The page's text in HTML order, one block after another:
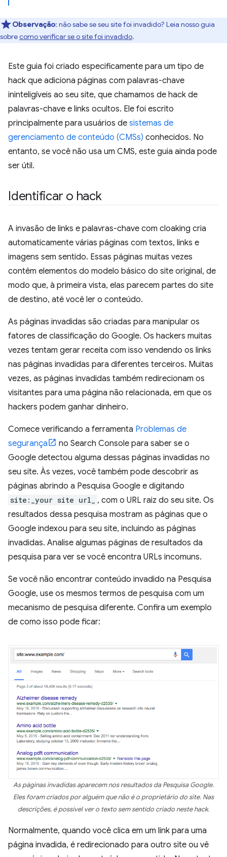
Observação: não sabe se seu site foi invadido? Leia nosso guia
sobrecomo verificar se o site foi invadido.
Este guia foi criado especificamente para um tipo de
hack que adiciona páginas com palavras-chave
ininteligíveis ao seu site, que chamamos de hack de
palavras-chave e links ocultos. Ele foi escrito
principalmente para usuários de sistemas de
gerenciamento de conteúdo (CMSs) conhecidos. No
entanto, se você não usa um CMS, este guia ainda pode
ser útil.
Identificar o hack
A invasão de links e palavras-chave com cloaking cria
automaticamente várias páginas com textos, links e
imagens sem sentido. Essas páginas muitas vezes
contêm elementos do modelo básico do site original, de
modo que, à primeira vista, elas parecem partes do site
de destino, até você ler o conteúdo.
As páginas invadidas são criadas para manipular os
fatores de classificação do Google. Os hackers muitas
vezes tentam gerar receita com isso vendendo os links
nas páginas invadidas para diferentes terceiros. Muitas
vezes, as páginas invadidas também redirecionam os
visitantes para uma página não relacionada, em que os
hackers podem ganhar dinheiro.
Comece verificando a ferramenta Problemas de
segurança
no Search Console para saber se o
Google detectou alguma dessas páginas invadidas no
seu site. Às vezes, você também pode descobrir as
páginas abrindo a Pesquisa Google e digitando
site:_your site url_
, com o URL raiz do seu site. Os
resultados dessa pesquisa mostram as páginas que o
Google indexou para seu site, incluindo as páginas
invadidas. Analise algumas páginas de resultados da
pesquisa para ver se você encontra URLs incomuns.
Se você não encontrar conteúdo invadido na Pesquisa
Google, use os mesmos termos de pesquisa com um
mecanismo de pesquisa diferente. Confira um exemplo
de como isso pode ficar:
As páginas invadidas aparecem nos resultados da Pesquisa Google.
Eles foram criados por alguém que não é o proprietário do site. Nas
descrições, é possível ver o texto sem sentido criado neste hack.
Normalmente, quando você clica em um link para uma
página invadida, é redirecionado para outro site ou vê